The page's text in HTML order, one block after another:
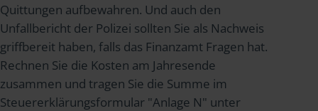
Quittungen aufbewahren. Und auch den
Unfallbericht der Polizei sollten Sie als Nachweis
griffbereit haben, falls das Finanzamt Fragen hat.
Rechnen Sie die Kosten am Jahresende
zusammen und tragen Sie die Summe im
Steuererklärungsformular "Anlage N" unter